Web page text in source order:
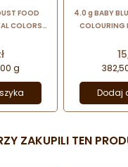
FOOD
COLORS
g
4.0 g BABY
COLOURING
Dodaj
ZAKUPILI TEN